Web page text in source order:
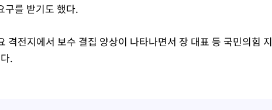
구를 받기도 했다.
격전지에서 보수 결집 양상이 나타나면서 장 대표 등 국민의힘 지
.